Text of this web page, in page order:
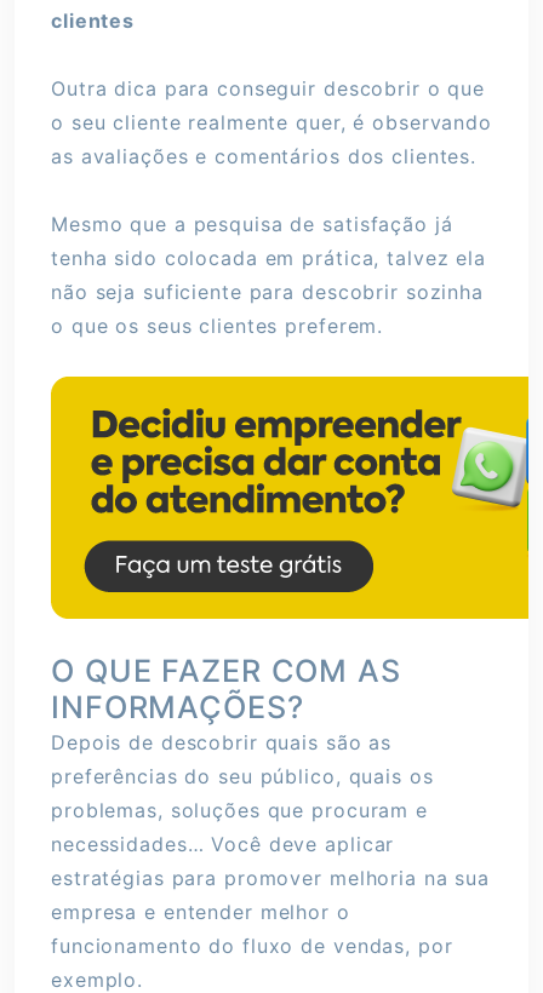
clientes
Outra dica para conseguir descobrir o que
o seu cliente realmente quer, é observando
as avaliações e comentários dos clientes.
Mesmo que a pesquisa de satisfação já
tenha sido colocada em prática, talvez ela
não seja suficiente para descobrir sozinha
o que os seus clientes preferem.
O QUE FAZER COM AS
INFORMAÇÕES?
Depois de descobrir quais são as
preferências do seu público, quais os
problemas, soluções que procuram e
necessidades… Você deve aplicar
estratégias para promover melhoria na sua
empresa e entender melhor o
funcionamento do fluxo de vendas, por
exemplo.